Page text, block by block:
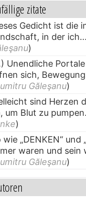
zitate
Gedicht ist die
in der ich...
)
Unendliche
sich,
Găleşanu)
sind Herzen
um Blut zu pumpen.
)
wie „DENKEN“ und
waren und sein
Găleşanu)